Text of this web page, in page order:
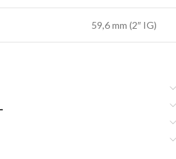
59,6 mm (2″ IG)